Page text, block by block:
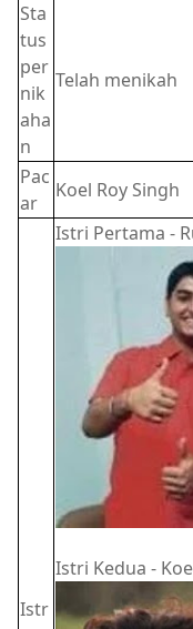
Sta
tus
per
nik
aha
n
Telah menikah
Pac
ar
Koel Roy Singh
Istr
Istri Pertama -
Istri Kedua -